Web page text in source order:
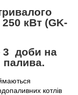
250 кВт(GK-
доби на
палива.
котлів